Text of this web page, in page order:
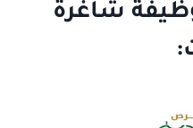
عن 12 وظيفة شاغرة